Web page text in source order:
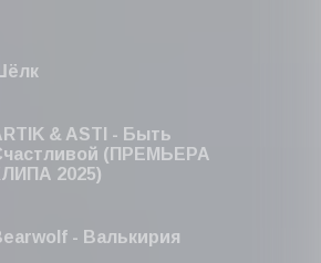
& ASTI - Быть
(ПРЕМЬЕРА
2025)
- Валькирия